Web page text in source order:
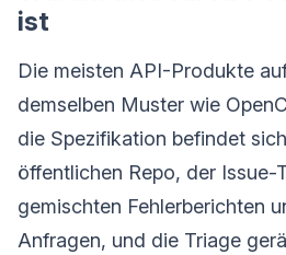
ist
Die meisten API-Produkte
demselben Muster wie
die Spezifikation befindet
öffentlichen Repo, der Issue-
gemischten Fehlerberichten
Anfragen, und die Triage